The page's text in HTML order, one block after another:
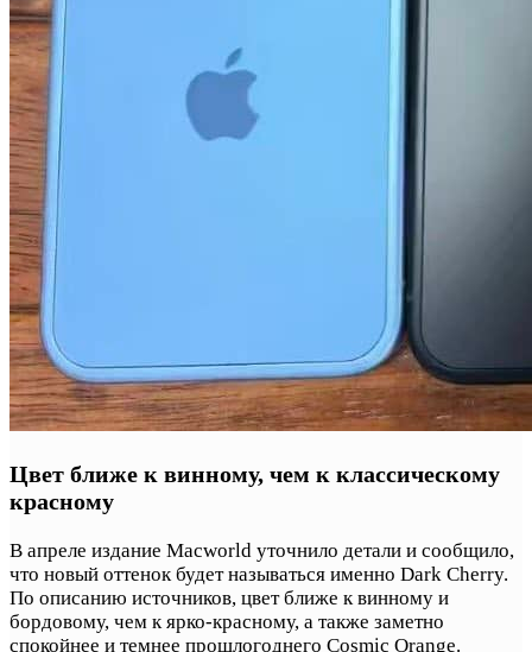
Цвет ближе к винному, чем к классическому
красному
В апреле издание Macworld уточнило детали и сообщило,
что новый оттенок будет называться именно Dark Cherry.
По описанию источников, цвет ближе к винному и
бордовому, чем к ярко-красному, а также заметно
спокойнее и темнее прошлогоднего Cosmic Orange.